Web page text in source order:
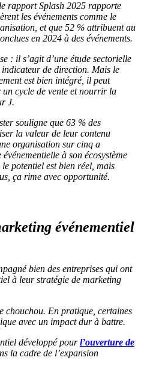
rapport Splash 2025 rapporte
les événements comme le
et que 52 % attribuent au
en 2024 à des événements.
: il s’agit d’une étude sectorielle
de direction. Mais le
est bien intégré, il peut
cycle de vente et nourrir la
J.
souligne que 63 % des
la valeur de leur contenu
organisation sur cinq a
à son écosystème
potentiel est bien réel, mais
ça rime avec opportunité.
événementiel
bien des entreprises qui ont
à leur stratégie de marketing
chouchou. En pratique, certaines
avec un impact dur à battre.
développé pourl’ouverture de
la cadre de l’expansion